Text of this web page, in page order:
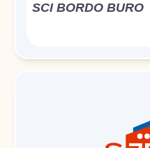
SCI BORDO BURO